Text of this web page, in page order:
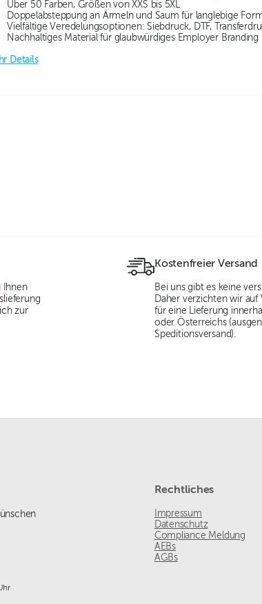
Über 50 Farben, Größen von XXS bis 5XL
Doppelabsteppung an Ärmeln und Saum für langlebige
Vielfältige Veredelungsoptionen: Siebdruck, DTF,
Nachhaltiges Material für glaubwürdiges Employer Branding
Details
Ihnen
zur
Kostenfreier Versand
Bei uns gibt es keine
Daher verzichten wir auf
für eine Lieferung
oder Österreichs
Speditionsversand).
Rechtliches
Impressum
Datenschutz
Compliance Meldung
AEBs
AGBs